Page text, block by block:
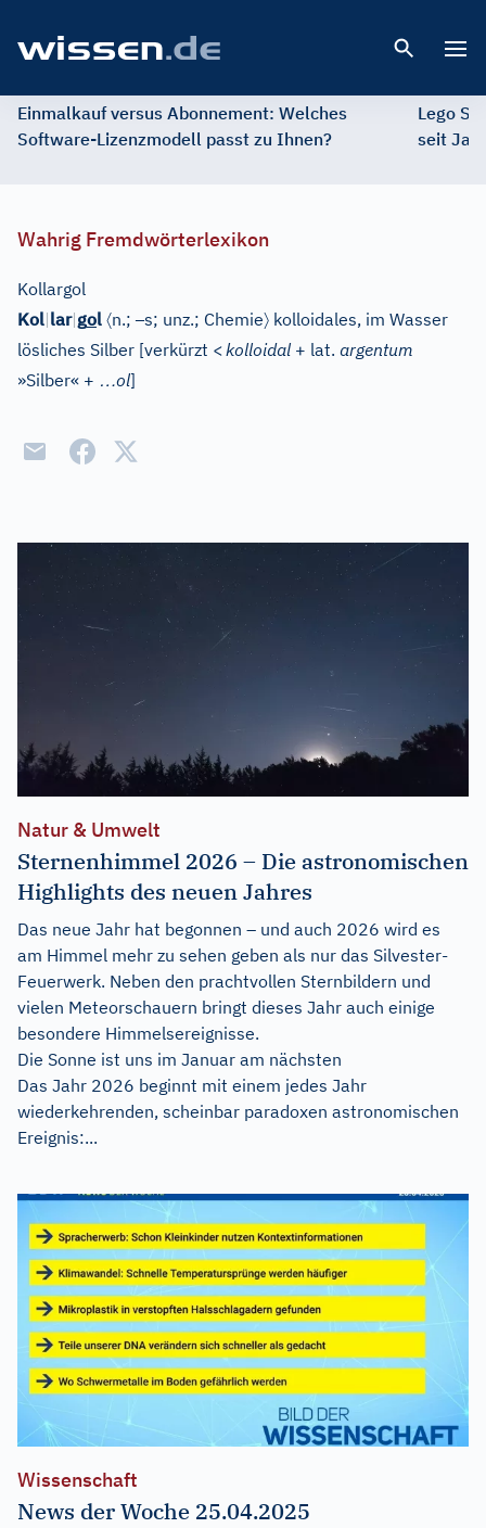
Einmalkauf versus Abonnement: Welches
Software-Lizenzmodell passt zu Ihnen?
Lego
seit
Wahrig Fremdwörterlexikon
Kollargol
Kol|lar|gol 〈n.;–s; unz.; Chemie〉 kolloidales, im Wasser
lösliches Silber [verkürzt <kolloidal + lat. argentum
»Silber« + …ol]
Natur & Umwelt
Sternenhimmel 2026 – Die astronomischen
Highlights des neuen Jahres
Das neue Jahr hat begonnen – und auch 2026 wird es
am Himmel mehr zu sehen geben als nur das Silvester-
Feuerwerk. Neben den prachtvollen Sternbildern und
vielen Meteorschauern bringt dieses Jahr auch einige
besondere Himmelsereignisse.
Die Sonne ist uns im Januar am nächsten
Das Jahr 2026 beginnt mit einem jedes Jahr
wiederkehrenden, scheinbar paradoxen astronomischen
Ereignis:...
Wissenschaft
News der Woche 25.04.2025